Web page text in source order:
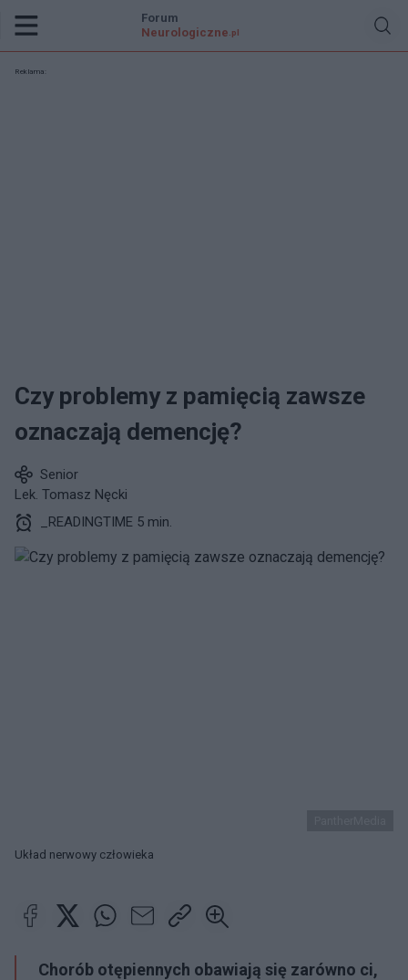
Forum
Neurologiczne .pl
Reklama:
Czy problemy z pamięcią zawsze
oznaczają demencję?
Senior
Lek. Tomasz Nęcki
_READINGTIME 5 min.
Układ nerwowy człowieka
Chorób otępiennych obawiają się zarówno ci,